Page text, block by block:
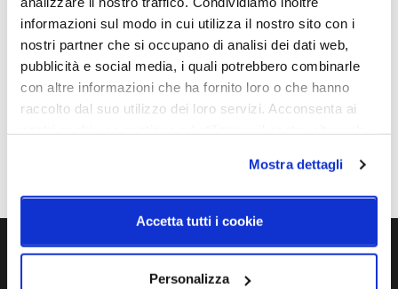
informazioni sul modo in cui utilizza il nostro sito con i
nostri partner che si occupano di analisi dei dati web,
pubblicità e social media, i quali potrebbero combinarle
con altre informazioni che ha fornito loro o che hanno
raccolto dal suo utilizzo dei loro servizi. Acconsenta ai
Mostra dettagli
Accetta tutti i cookie
Personalizza
960mm x 400mm - H Max
2500mm
Led
Potenza e attacco
54W - 2700K / 3000K -
5400Lm
Lampadina
Integrata
A++, A+, A
Ti servono maggiori informazioni?